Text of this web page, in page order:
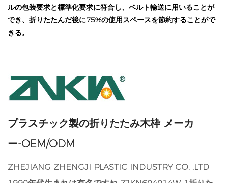
ルの包装要求と標準化要求に符合し、ベルト輸送に用いることが
でき、折りたたんだ後に75%の使用スペースを節約することがで
きる。
プラスチック製の折りたたみ木枠 メーカ
ー-OEM/ODM
ZHEJIANG ZHENGJI PLASTIC INDUSTRY CO. ,LTD